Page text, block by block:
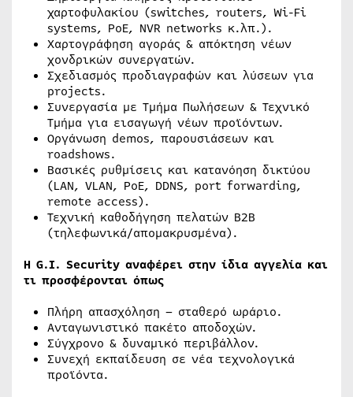
χαρτοφυλακίου (switches, routers, Wi-Fi
systems, PoE, NVR networks κ.λπ.).
Χαρτογράφηση αγοράς & απόκτηση νέων
χονδρικών συνεργατών.
Σχεδιασμός προδιαγραφών και λύσεων για
projects.
Συνεργασία με Τμήμα Πωλήσεων & Τεχνικό
Τμήμα για εισαγωγή νέων προϊόντων.
Οργάνωση demos, παρουσιάσεων και
roadshows.
Βασικές ρυθμίσεις και κατανόηση δικτύου
(LAN, VLAN, PoE, DDNS, port forwarding,
remote access).
Τεχνική καθοδήγηση πελατών B2B
(τηλεφωνικά/απομακρυσμένα).
Η G.I. Security αναφέρει στην ίδια αγγελία και
τι προσφέρονται όπως
Πλήρη απασχόληση – σταθερό ωράριο.
Ανταγωνιστικό πακέτο αποδοχών.
Σύγχρονο & δυναμικό περιβάλλον.
Συνεχή εκπαίδευση σε νέα τεχνολογικά
προϊόντα.